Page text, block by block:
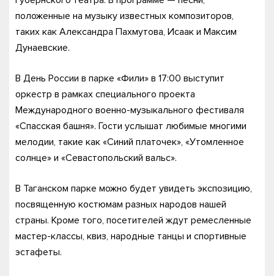
положенные на музыку известных композиторов,
таких как Александра Пахмутова, Исаак и Максим
Дунаевские.
В День России в парке «Фили» в 17:00 выступит
оркестр в рамках специального проекта
Международного военно-музыкального фестиваля
«Спасская башня». Гости услышат любимые многими
мелодии, такие как «Синий платочек», «Утомленное
солнце» и «Севастопольский вальс».
В Таганском парке можно будет увидеть экспозицию,
посвященную костюмам разных народов нашей
страны. Кроме того, посетителей ждут ремесленные
мастер-классы, квиз, народные танцы и спортивные
эстафеты.